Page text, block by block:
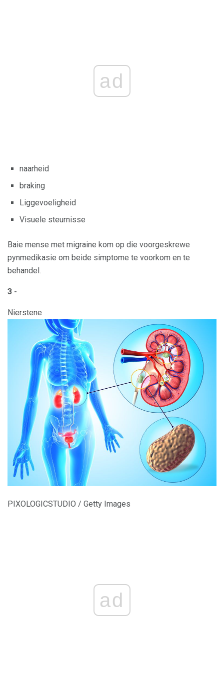
ad
naarheid
braking
Liggevoeligheid
Visuele steurnisse
Baie mense met migraine kom op die voorgeskrewe
pynmedikasie om beide simptome te voorkom en te
behandel.
3 -
Nierstene
PIXOLOGICSTUDIO / Getty Images
ad